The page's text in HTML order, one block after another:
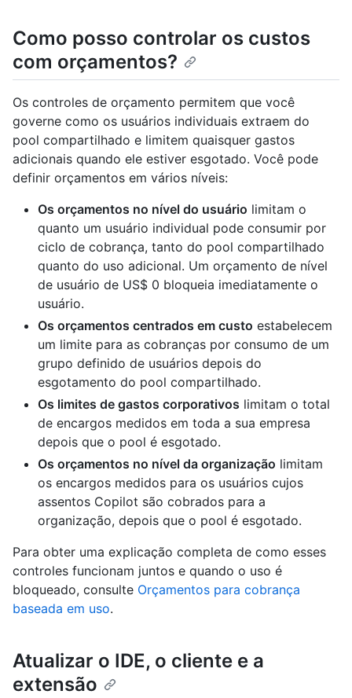
Como posso controlar os custos
com orçamentos?
Os controles de orçamento permitem que você
governe como os usuários individuais extraem do
pool compartilhado e limitem quaisquer gastos
adicionais quando ele estiver esgotado. Você pode
definir orçamentos em vários níveis:
Os orçamentos no nível do usuário limitam o
quanto um usuário individual pode consumir por
ciclo de cobrança, tanto do pool compartilhado
quanto do uso adicional. Um orçamento de nível
de usuário de US$ 0 bloqueia imediatamente o
usuário.
Os orçamentos centrados em custo estabelecem
um limite para as cobranças por consumo de um
grupo definido de usuários depois do
esgotamento do pool compartilhado.
Os limites de gastos corporativos limitam o total
de encargos medidos em toda a sua empresa
depois que o pool é esgotado.
Os orçamentos no nível da organização limitam
os encargos medidos para os usuários cujos
assentos Copilot são cobrados para a
organização, depois que o pool é esgotado.
Para obter uma explicação completa de como esses
controles funcionam juntos e quando o uso é
bloqueado, consulte Orçamentos para cobrança
baseada em uso.
Atualizar o IDE, o cliente e a
extensão